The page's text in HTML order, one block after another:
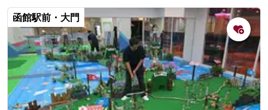
函館駅前・大門